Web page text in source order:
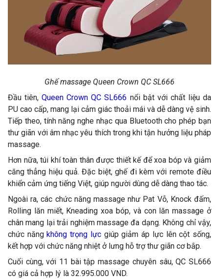
Ghế massage Queen Crown QC SL666
Đầu tiên,Queen Crown QC SL666 nổi bật với chất liệu da
PU cao cấp, mang lại cảm giác thoải mái và dễ dàng vệ sinh.
Tiếp theo, tính năng nghe nhạc qua Bluetooth cho phép bạn
thư giãn với âm nhạc yêu thích trong khi tận hưởng liệu pháp
massage.
Hơn nữa, túi khí toàn thân được thiết kế để xoa bóp và giảm
căng thẳng hiệu quả. Đặc biệt, ghế đi kèm với remote điều
khiển cảm ứng tiếng Việt, giúp người dùng dễ dàng thao tác.
Ngoài ra, các chức năng massage như Pat Vỗ, Knock đấm,
Rolling lăn miết, Kneading xoa bóp, và con lăn massage ở
chân mang lại trải nghiệm massage đa dạng. Không chỉ vậy,
chức năngkhông trọng lực giúp giảm áp lực lên cột sống,
kết hợp với chức năng nhiệt ở lưng hỗ trợ thư giãn cơ bắp.
Cuối cùng, với 11 bài tập massage chuyên sâu, QC SL666
có giá cả hợp lý là 32.995.000 VND.